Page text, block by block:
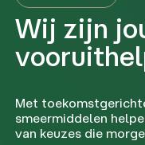
Wij zijn
Met
smeermiddelen
van keuzes die